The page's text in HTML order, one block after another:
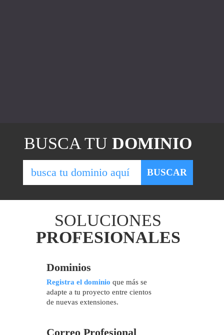
BUSCA TU DOMINIO
bu BUSCAR
SOLUCIONES
PROFESIONALES
Dominios
Registra el dominio que más se
adapte a tu proyecto entre cientos
de nuevas extensiones.
Correo Profesional